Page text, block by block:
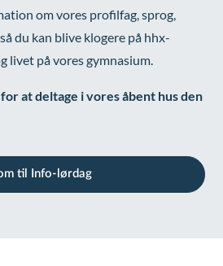
om vores profilfag, sprog,
du kan blive klogere på hhx-
livet på vores gymnasium.
at deltage i vores åbent hus den
til Info-lørdag